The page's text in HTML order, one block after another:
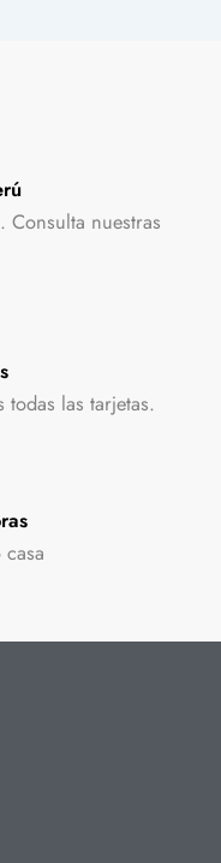
Consulta nuestras
todas las tarjetas.